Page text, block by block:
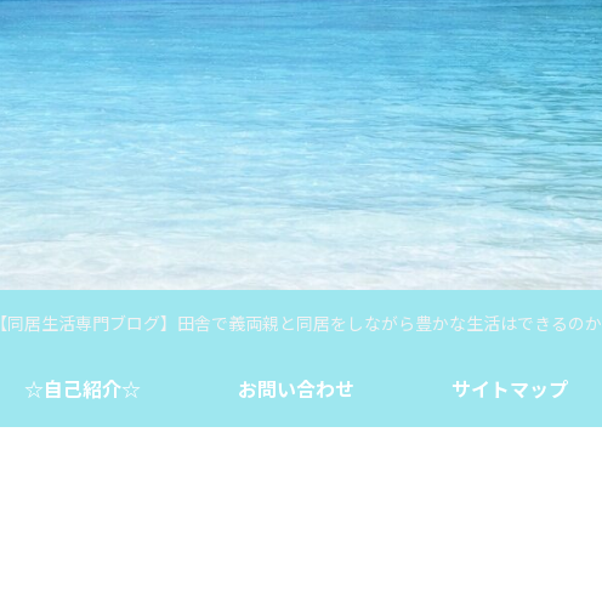
【同居生活専門ブログ】田舎で義両親と同居をしながら豊かな生活はできるのか
☆自己紹介☆ お問い合わせ サイトマップ